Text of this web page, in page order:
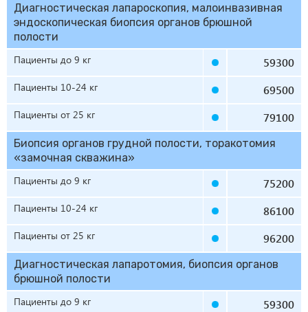
Диагностическая лапароскопия, малоинвазивная
эндоскопическая биопсия органов брюшной
полости
Пациенты до 9 кг
59300
Пациенты 10-24 кг 69500
Пациенты от 25 кг 79100
Биопсия органов грудной полости, торакотомия
«замочная скважина»
Пациенты до 9 кг
75200
Пациенты 10-24 кг 86100
Пациенты от 25 кг 96200
Диагностическая лапаротомия, биопсия органов
брюшной полости
Пациенты до 9 кг
59300